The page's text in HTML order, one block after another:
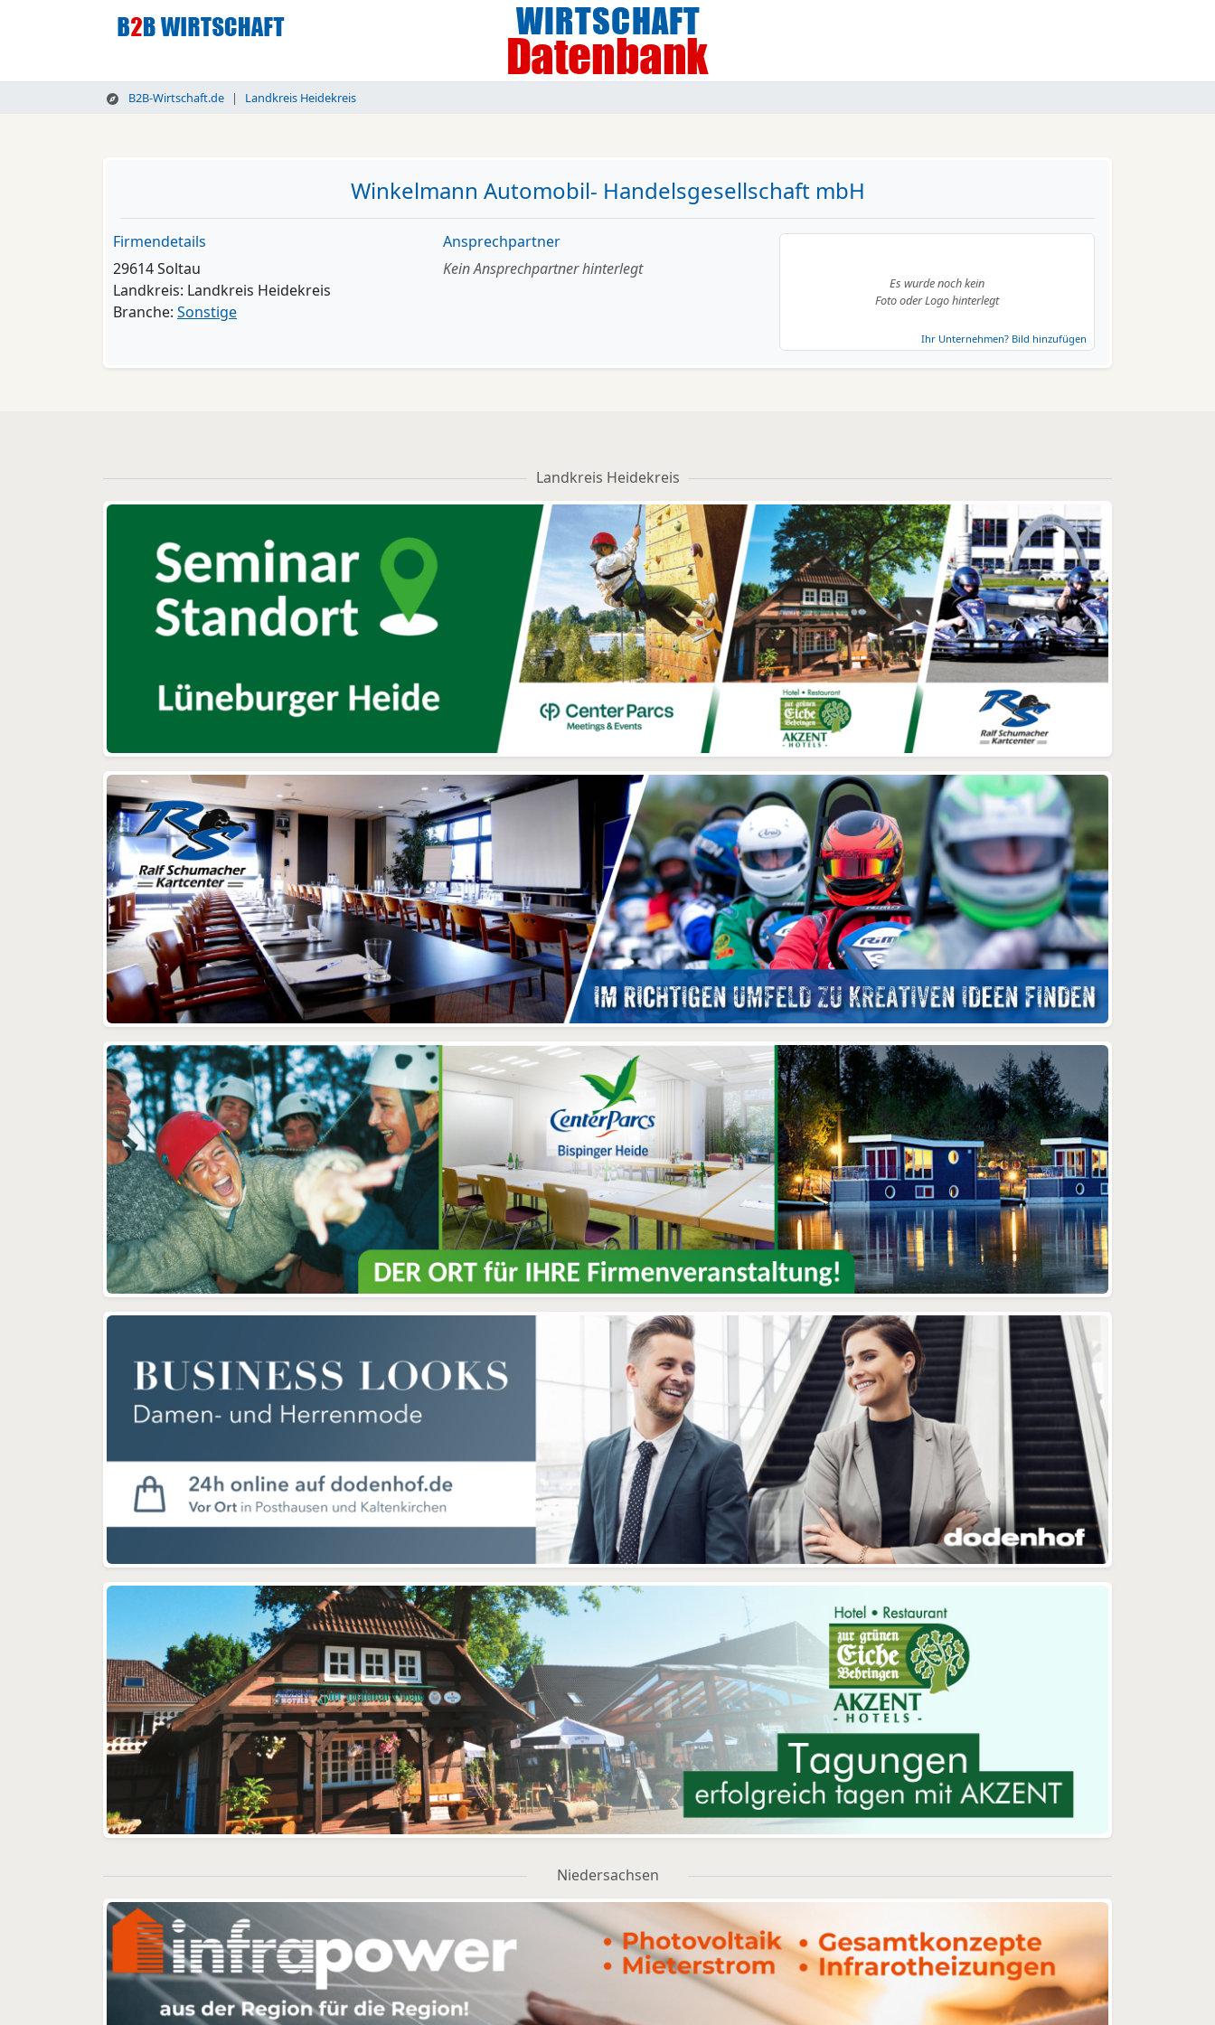
B2B-Wirtschaft.de Landkreis Heidekreis
Winkelmann Automobil- Handelsgesellschaft mbH
Firmendetails
29614 Soltau
Landkreis: Landkreis Heidekreis
Branche: Sonstige
Ansprechpartner
Kein Ansprechpartner hinterlegt
Es wurde noch kein
Foto oder Logo hinterlegt
Ihr Unternehmen? Bild hinzufügen
Landkreis Heidekreis
Niedersachsen